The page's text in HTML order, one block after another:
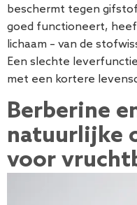
beschermt tegen
goed functioneert,
lichaam – van de
Een slechte
met een kortere
Berberine
natuurlijke
voor